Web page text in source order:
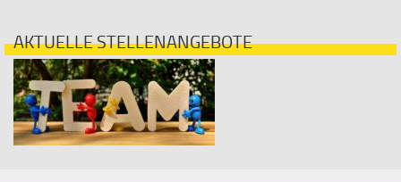
AKTUELLE STELLENANGEBOTE